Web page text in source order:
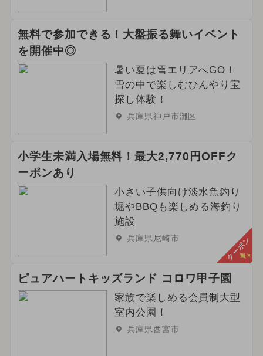
2024年8月のイベント
2025年4月のイベント 冬休み
2025年5月のイベント ハロウィン
イルミネーション
2025年6月のイベント
ご当地グルメ・限定メニュー
無料で参加できる！大盤振る舞いイベント
を開催中◎
暑い夏は雪エリアへGO！
雪の中で楽しむひんやり宝
探し体験！
兵庫県神戸市灘区
小学生未満入場無料！最大2,770円OFFク
ーポンあり
小さい子供向け淡水魚釣り
堀やBBQも楽しめる海釣り
施設
兵庫県尼崎市 クーポン
ピュアハートキッズランド コロワ甲子園
家族で楽しめる会員制大型
室内公園！
兵庫県西宮市